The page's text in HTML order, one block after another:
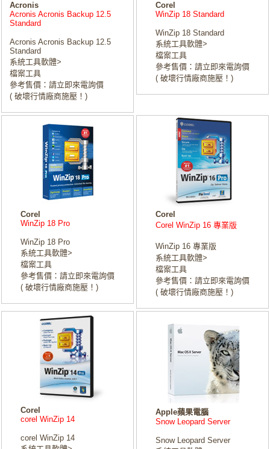
Acronis
Acronis Acronis Backup 12.5
Standard
Acronis Acronis Backup 12.5
Standard
系統工具軟體>
檔案工具
參考售價：請立即來電詢價
( 破壞行情廠商施壓！)
Corel
WinZip 18 Standard
WinZip 18 Standard
系統工具軟體>
檔案工具
參考售價：請立即來電詢價
( 破壞行情廠商施壓！)
Corel
WinZip 18 Pro
WinZip 18 Pro
系統工具軟體>
檔案工具
參考售價：請立即來電詢價
( 破壞行情廠商施壓！)
Corel
Corel WinZip 16 專業版
WinZip 16 專業版
系統工具軟體>
檔案工具
參考售價：請立即來電詢價
( 破壞行情廠商施壓！)
Corel
corel WinZip 14
corel WinZip 14
Apple蘋果電腦
Snow Leopard Server
Snow Leopard Server